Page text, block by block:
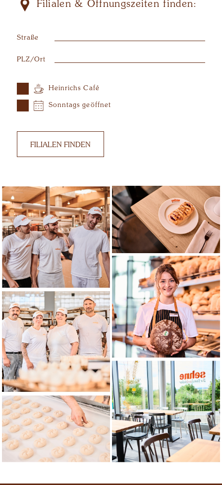
Filialen & Öffnungszeiten finden:
Straße
PLZ/Ort
Heinrichs Café
Sonntags geöffnet
FILIALEN FINDEN